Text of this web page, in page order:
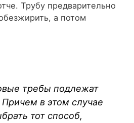
Трубу предварительно
а потом
требы подлежат
в этом случае
тот способ,